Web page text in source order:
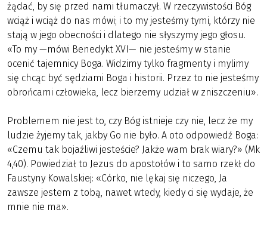
żądać, by się przed nami tłumaczył. W rzeczywistości Bóg
wciąż i wciąż do nas mówi; i to my jesteśmy tymi, którzy nie
stają w jego obecności i dlatego nie słyszymy jego głosu.
«To my —mówi Benedykt XVI— nie jesteśmy w stanie
ocenić tajemnicy Boga. Widzimy tylko fragmenty i mylimy
się chcąc być sędziami Boga i historii. Przez to nie jesteśmy
obrońcami człowieka, lecz bierzemy udział w zniszczeniu».
Problemem nie jest to, czy Bóg istnieje czy nie, lecz że my
ludzie żyjemy tak, jakby Go nie było. A oto odpowiedź Boga:
«Czemu tak bojaźliwi jesteście? Jakże wam brak wiary?» (Mk
4,40). Powiedział to Jezus do apostołów i to samo rzekł do
Faustyny Kowalskiej: «Córko, nie lękaj się niczego, Ja
zawsze jestem z tobą, nawet wtedy, kiedy ci się wydaje, że
mnie nie ma».